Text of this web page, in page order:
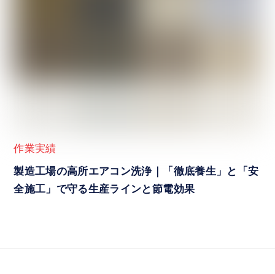
作業実績
製造工場の高所エアコン洗浄｜「徹底養生」と「安
全施工」で守る生産ラインと節電効果